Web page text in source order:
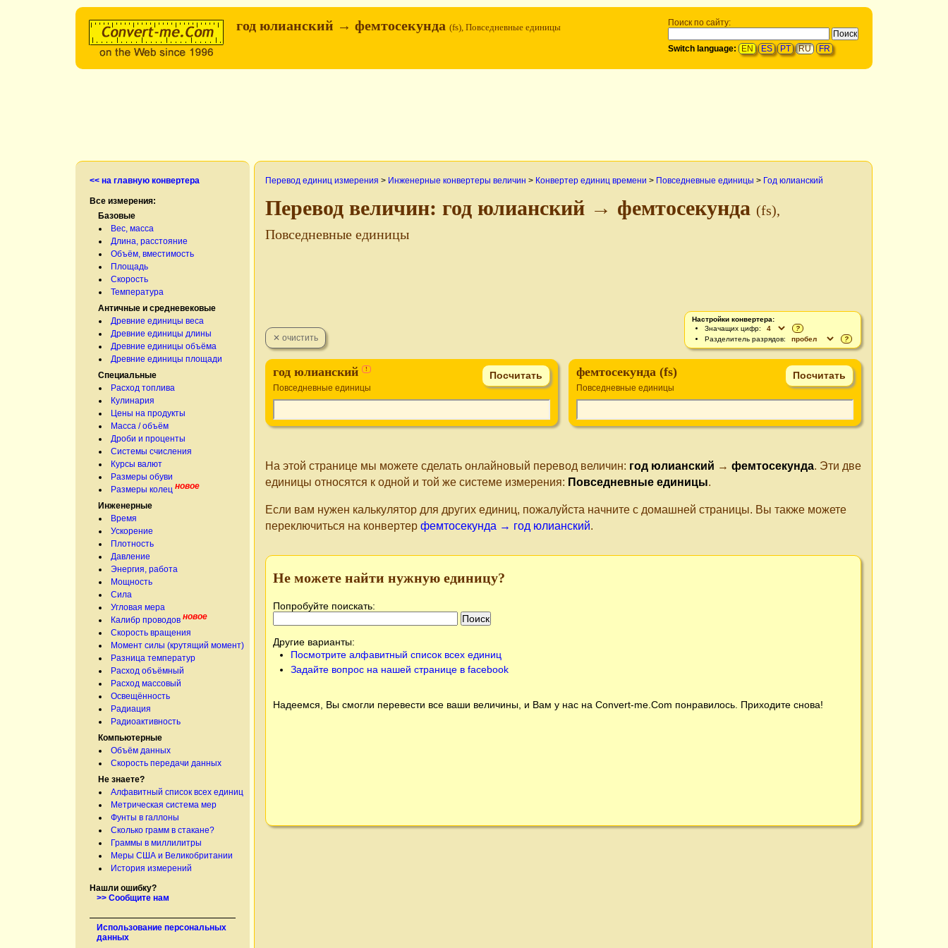
Поиск по сайту:
Switch language: EN ES PT RU FR
год юлианский → фемтосекунда (fs), Повседневные единицы
<< на главную конвертера
Все измерения:
Базовые
Вес, масса
Длина, расстояние
Объём, вместимость
Площадь
Скорость
Температура
Античные и средневековые
Древние единицы веса
Древние единицы длины
Древние единицы объёма
Древние единицы площади
Специальные
Расход топлива
Кулинария
Цены на продукты
Масса / объём
Дроби и проценты
Системы счисления
Курсы валют
Размеры обуви
Размеры колец новое
Инженерные
Время
Ускорение
Плотность
Давление
Энергия, работа
Мощность
Сила
Угловая мера
Калибр проводов новое
Скорость вращения
Момент силы (крутящий момент)
Разница температур
Расход объёмный
Расход массовый
Освещённость
Радиация
Радиоактивность
Компьютерные
Объём данных
Скорость передачи данных
Не знаете?
Алфавитный список всех единиц
Метрическая система мер
Фунты в галлоны
Сколько грамм в стакане?
Граммы в миллилитры
Меры США и Великобритании
История измерений
Нашли ошибку?
>> Сообщите нам
Использование персональных
данных
Перевод единиц измерения > Инженерные конвертеры величин > Конвертер единиц времени > Повседневные единицы > Год юлианский
Перевод величин: год юлианский → фемтосекунда (fs),
Повседневные единицы
Настройки конвертера:
Значащих цифр:
?
Разделитель разрядов:
?
год юлианский !
Повседневные единицы
фемтосекунда (fs)
Повседневные единицы
На этой странице мы можете сделать онлайновый перевод величин: год юлианский → фемтосекунда. Эти две
единицы относятся к одной и той же системе измерения: Повседневные единицы.
Если вам нужен калькулятор для других единиц, пожалуйста начните с домашней страницы. Вы также можете
переключиться на конвертер фемтосекунда → год юлианский.
Не можете найти нужную единицу?
Попробуйте поискать:
Другие варианты:
Посмотрите алфавитный список всех единиц
Задайте вопрос на нашей странице в facebook
Надеемся, Вы смогли перевести все ваши величины, и Вам у нас на Convert-me.Com понравилось. Приходите снова!